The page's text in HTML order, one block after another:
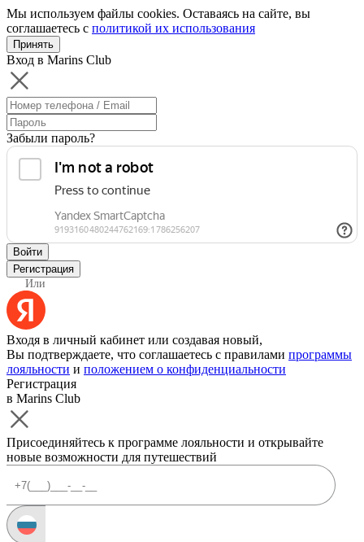
Мы используем файлы cookies. Оставаясь на сайте, вы
соглашаетесь с политикой их использования
Принять
Вход в Marins Club
Забыли пароль?
Войти
Регистрация
Или
Входя в личный кабинет или создавая новый,
Вы подтверждаете, что соглашаетесь с правилами программы
лояльности и положением о конфиденциальности
Регистрация
в Marins Club
Присоединяйтесь к программе лояльности и открывайте
новые возможности для путешествий